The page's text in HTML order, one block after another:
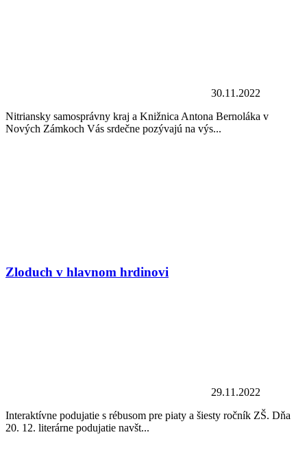
30.11.2022
Nitriansky samosprávny kraj a Knižnica Antona Bernoláka v
Nových Zámkoch Vás srdečne pozývajú na výs...
Zloduch v hlavnom hrdinovi
29.11.2022
Interaktívne podujatie s rébusom pre piaty a šiesty ročník ZŠ. Dňa
20. 12. literárne podujatie navšt...